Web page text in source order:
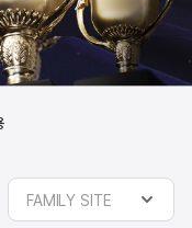
FAMILY SITE